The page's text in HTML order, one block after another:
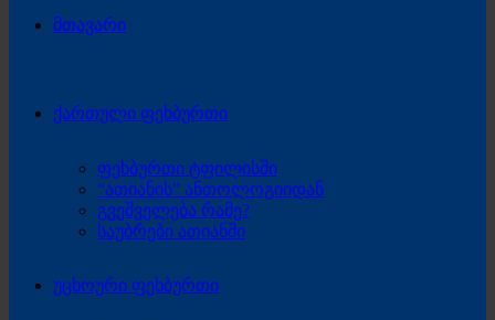
მთავარი
ქართული ფეხბურთი
ფეხბურთი ტფილისში
“ათიანის” ანთოლოგიიდან
გვეშველება რამე?
საუბრები ათიანში
უცხოური ფეხბურთი